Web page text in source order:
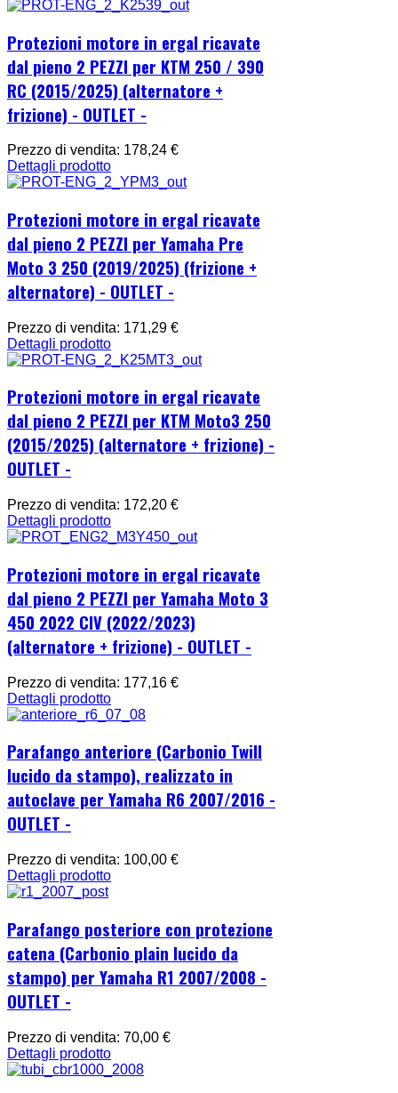
Protezioni motore in ergal ricavate
dal pieno 2 PEZZI per KTM 250 / 390
RC (2015/2025) (alternatore +
frizione) - OUTLET -
Prezzo di vendita: 178,24 €
Dettagli prodotto
Protezioni motore in ergal ricavate
dal pieno 2 PEZZI per Yamaha Pre
Moto 3 250 (2019/2025) (frizione +
alternatore) - OUTLET -
Prezzo di vendita: 171,29 €
Dettagli prodotto
Protezioni motore in ergal ricavate
dal pieno 2 PEZZI per KTM Moto3 250
(2015/2025) (alternatore + frizione) -
OUTLET -
Prezzo di vendita: 172,20 €
Dettagli prodotto
Protezioni motore in ergal ricavate
dal pieno 2 PEZZI per Yamaha Moto 3
450 2022 CIV (2022/2023)
(alternatore + frizione) - OUTLET -
Prezzo di vendita: 177,16 €
Dettagli prodotto
Parafango anteriore (Carbonio Twill
lucido da stampo), realizzato in
autoclave per Yamaha R6 2007/2016 -
OUTLET -
Prezzo di vendita: 100,00 €
Dettagli prodotto
Parafango posteriore con protezione
catena (Carbonio plain lucido da
stampo) per Yamaha R1 2007/2008 -
OUTLET -
Prezzo di vendita: 70,00 €
Dettagli prodotto